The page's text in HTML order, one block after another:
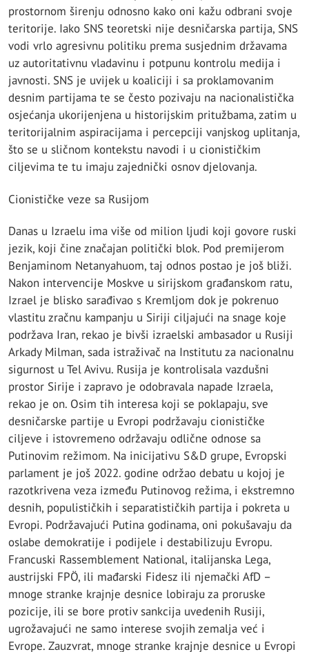
prostornom širenju odnosno kako oni kažu odbrani svoje
teritorije. Iako SNS teoretski nije desničarska partija, SNS
vodi vrlo agresivnu politiku prema susjednim državama
uz autoritativnu vladavinu i potpunu kontrolu medija i
javnosti. SNS je uvijek u koaliciji i sa proklamovanim
desnim partijama te se često pozivaju na nacionalistička
osjećanja ukorijenjena u historijskim pritužbama, zatim u
teritorijalnim aspiracijama i percepciji vanjskog uplitanja,
što se u sličnom kontekstu navodi i u cionističkim
ciljevima te tu imaju zajednički osnov djelovanja.
Cionističke veze sa Rusijom
Danas u Izraelu ima više od milion ljudi koji govore ruski
jezik, koji čine značajan politički blok. Pod premijerom
Benjaminom Netanyahuom, taj odnos postao je još bliži.
Nakon intervencije Moskve u sirijskom građanskom ratu,
Izrael je blisko sarađivao s Kremljom dok je pokrenuo
vlastitu zračnu kampanju u Siriji ciljajući na snage koje
podržava Iran, rekao je bivši izraelski ambasador u Rusiji
Arkady Milman, sada istraživač na Institutu za nacionalnu
sigurnost u Tel Avivu. Rusija je kontrolisala vazdušni
prostor Sirije i zapravo je odobravala napade Izraela,
rekao je on. Osim tih interesa koji se poklapaju, sve
desničarske partije u Evropi podržavaju cionističke
ciljeve i istovremeno održavaju odlične odnose sa
Putinovim režimom. Na inicijativu S&D grupe, Evropski
parlament je još 2022. godine održao debatu u kojoj je
razotkrivena veza između Putinovog režima, i ekstremno
desnih, populističkih i separatističkih partija i pokreta u
Evropi. Podržavajući Putina godinama, oni pokušavaju da
oslabe demokratije i podijele i destabilizuju Evropu.
Francuski Rassemblement National, italijanska Lega,
austrijski FPÖ, ili mađarski Fidesz ili njemački AfD –
mnoge stranke krajnje desnice lobiraju za proruske
pozicije, ili se bore protiv sankcija uvedenih Rusiji,
ugrožavajući ne samo interese svojih zemalja već i
Evrope. Zauzvrat, mnoge stranke krajnje desnice u Evropi